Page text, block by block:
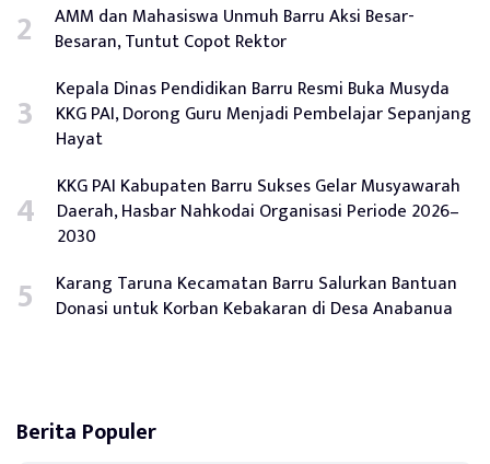
AMM dan Mahasiswa Unmuh Barru Aksi Besar-
Besaran, Tuntut Copot Rektor
Kepala Dinas Pendidikan Barru Resmi Buka Musyda
KKG PAI, Dorong Guru Menjadi Pembelajar Sepanjang
Hayat
KKG PAI Kabupaten Barru Sukses Gelar Musyawarah
Daerah, Hasbar Nahkodai Organisasi Periode 2026–
2030
Karang Taruna Kecamatan Barru Salurkan Bantuan
Donasi untuk Korban Kebakaran di Desa Anabanua
Berita Populer